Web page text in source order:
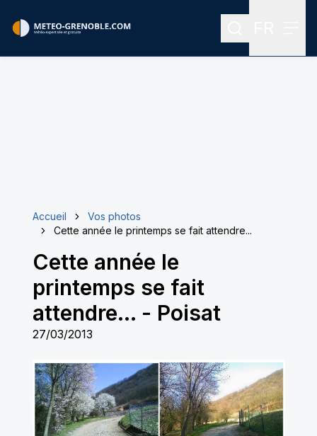
Rechercher
Accueil
Vos photos
Cette année le printemps se fait attendre...
Cette année le
printemps se fait
attendre... - Poisat
27/03/2013